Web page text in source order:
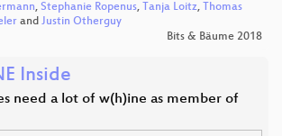
, Stephanie Ropenus, Tanja Loitz, Thomas
and Justin Otherguy
Bits & Bäume 2018
Inside
need a lot of w(h)ine as member of